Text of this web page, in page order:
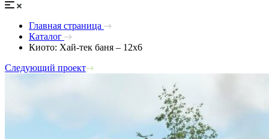
Главная страница
Каталог
Киото: Хай-тек баня – 12х6
Следующий проект